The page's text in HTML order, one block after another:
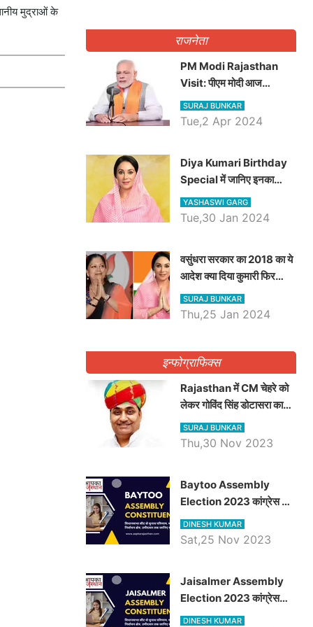
मुद्राओं के
राजनेता
PM Modi Rajasthan
Visit: पीएम मोदी आज
राजस्थान में कोटपूतली में करेंगे
विशाल रैली, एक सभा से 8 सीटों
SURAJ BUNKAR
Tue,2 Apr 2024
Diya Kumari Birthday
Special में जानिए इनका
राजकुमारी से राजस्थान की
डिप्टी सीएम बनने तक का सफर,
YASHASWI GARG
Tue,30 Jan 2024
वसुंधरा सरकार का 2018 का ये
आदेश क्या दिया कुमारी फिर
करेंगी लागू? कांग्रेस सरकार ने
किया था निरस्त
SURAJ BUNKAR
Thu,25 Jan 2024
इन्फोग्राफिक्स
Rajasthan में CM चेहरे को
लेकर गोविंद सिंह डोटासरा का
बड़ा बयान आया सामने, जानें
विचार
SURAJ BUNKAR
Thu,30 Nov 2023
Baytoo Assembly
Election 2023 कांग्रेस से
हरीश चौधरी तो बालाराम मुंड होंगे
भाजपा उम्मीदवार, जानिये बायतू
DINESH KUMAR
Sat,25 Nov 2023
​​​​​​​Jaisalmer Assembly
Election 2023 कांग्रेस
रूपा राम मेघवाल तो छोटु सिंह
DINESH KUMAR